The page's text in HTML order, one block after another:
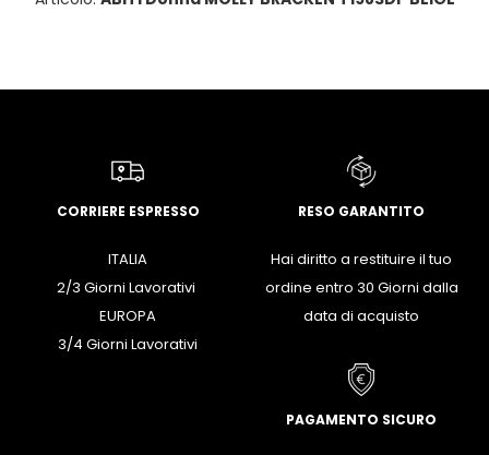
CORRIERE ESPRESSO
ITALIA
2/3 Giorni Lavorativi
EUROPA
3/4 Giorni Lavorativi
RESO GARANTITO
Hai diritto a restituire il tuo
ordine entro 30 Giorni dalla
data di acquisto
PAGAMENTO SICURO